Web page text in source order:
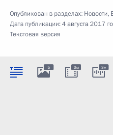
Опубликован в разделах: Новости,
Дата публикации:4 августа 2017
Текстовая версия
5 3м 3м